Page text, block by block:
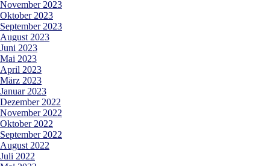
November 2023
Oktober 2023
September 2023
August 2023
Juni 2023
Mai 2023
April 2023
März 2023
Januar 2023
Dezember 2022
November 2022
Oktober 2022
September 2022
August 2022
Juli 2022